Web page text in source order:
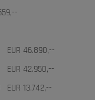
EUR 46.890,--
EUR 42.950,--
EUR 13.742,--